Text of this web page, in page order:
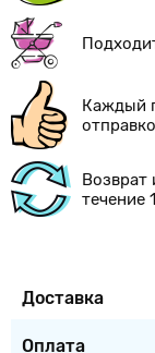
Каждый
Возврат
течение
Доставка
Оплата